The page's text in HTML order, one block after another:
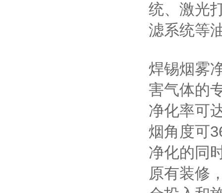
统、激光
滤系统等
焊锡烟雾
害气体的
净化率可
烟角度可
净化的同
原有装修